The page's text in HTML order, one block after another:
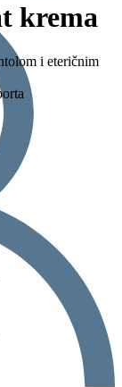
krema
i eteričnim